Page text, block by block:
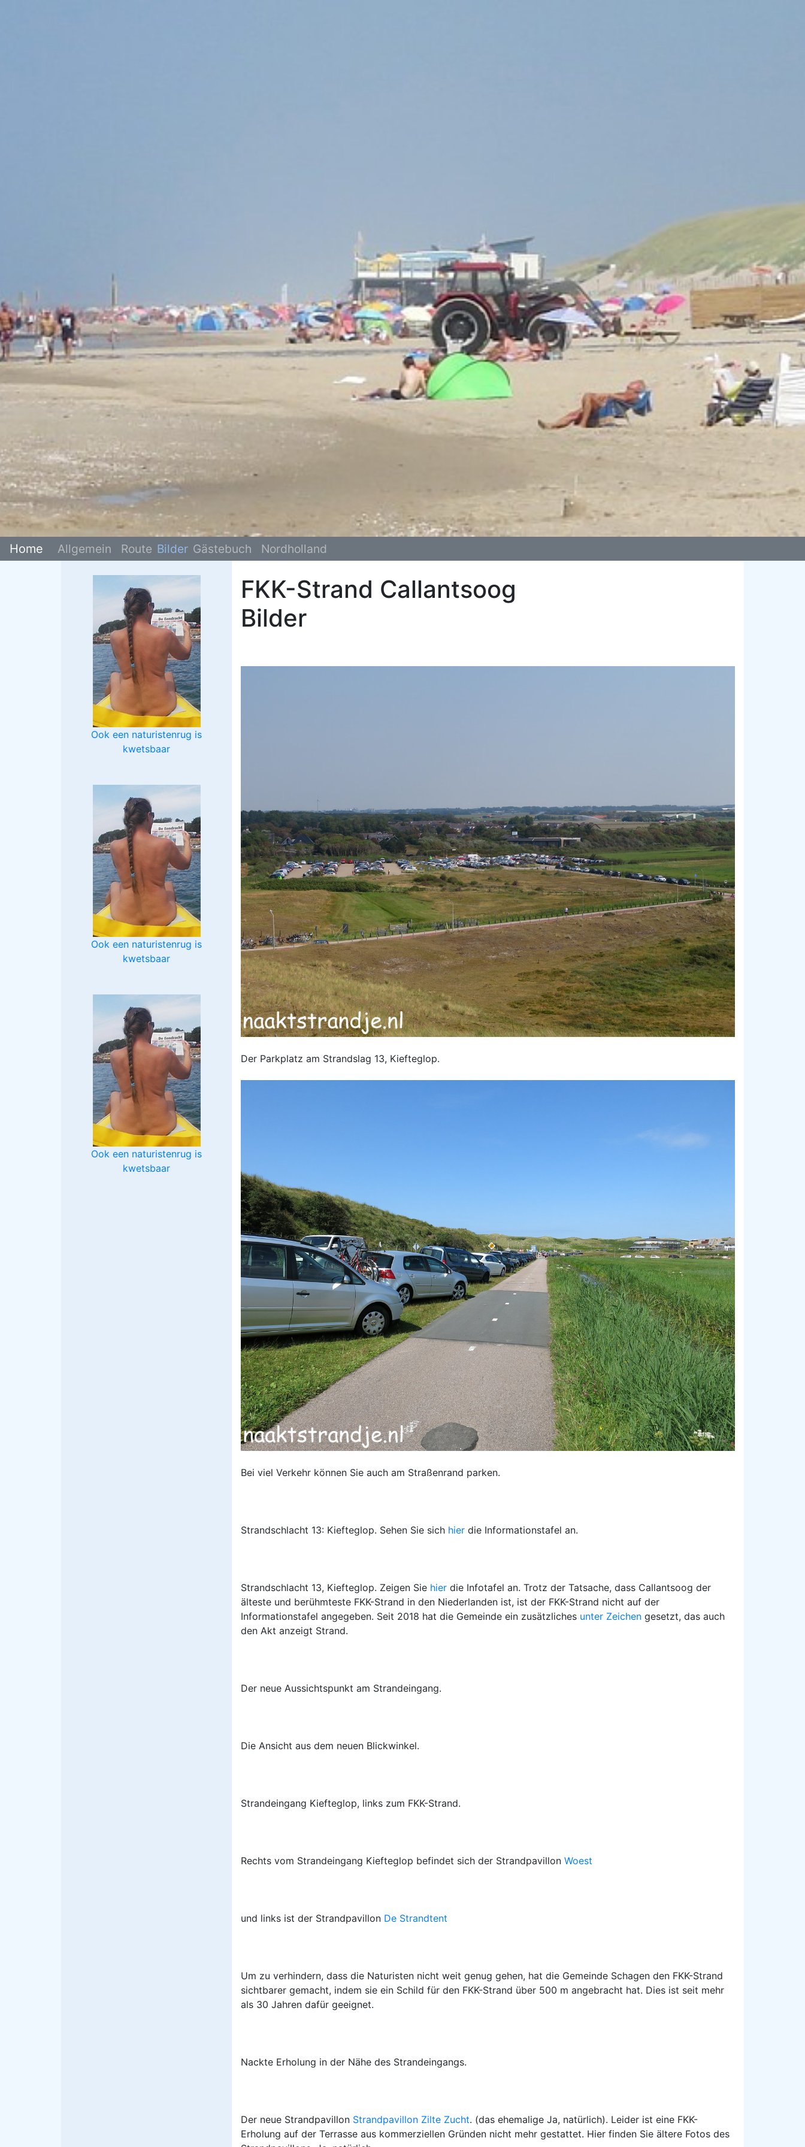
Home Allgemein Route Bilder Gästebuch Nordholland
Ook een naturistenrug is
kwetsbaar
Ook een naturistenrug is
kwetsbaar
Ook een naturistenrug is
kwetsbaar
FKK-Strand Callantsoog
Bilder
Der Parkplatz am Strandslag 13, Kiefteglop.
Bei viel Verkehr können Sie auch am Straßenrand parken.